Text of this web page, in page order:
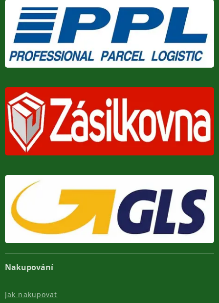
Nakupování
Jak nakupovat